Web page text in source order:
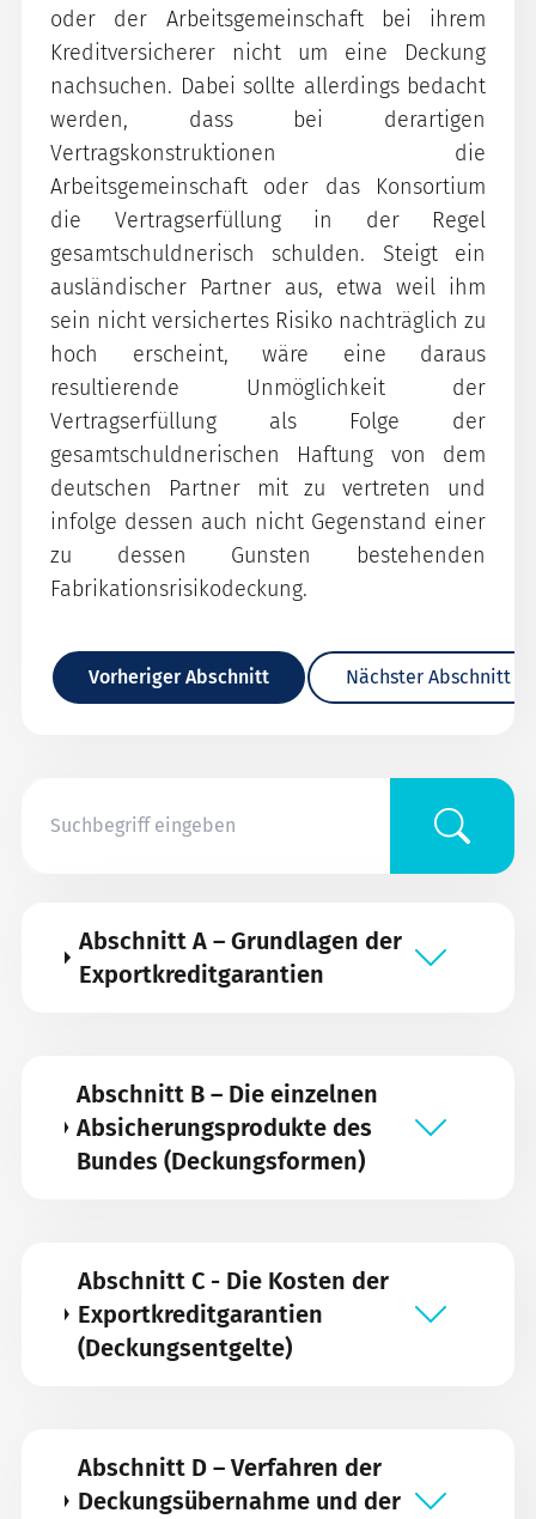
oder der Arbeitsgemeinschaft bei ihrem
Kreditversicherer nicht um eine Deckung
nachsuchen. Dabei sollte allerdings bedacht
werden, dass bei derartigen
Vertragskonstruktionen die
Arbeitsgemeinschaft oder das Konsortium
die Vertragserfüllung in der Regel
gesamtschuldnerisch schulden. Steigt ein
ausländischer Partner aus, etwa weil ihm
sein nicht versichertes Risiko nachträglich zu
hoch erscheint, wäre eine daraus
resultierende Unmöglichkeit der
Vertragserfüllung als Folge der
gesamtschuldnerischen Haftung von dem
deutschen Partner mit zu vertreten und
infolge dessen auch nicht Gegenstand einer
zu dessen Gunsten bestehenden
Fabrikationsrisikodeckung.
Vorheriger Abschnitt Nächster Abschnitt
Abschnitt A – Grundlagen der
Exportkreditgarantien
Abschnitt B – Die einzelnen
Absicherungsprodukte des
Bundes (Deckungsformen)
Abschnitt C - Die Kosten der
Exportkreditgarantien
(Deckungsentgelte)
Abschnitt D – Verfahren der
Deckungsübernahme und der